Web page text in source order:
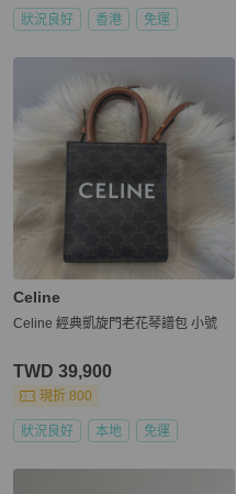
狀況良好 香港 免運
Celine
Celine 經典凱旋門老花琴譜包 小號
TWD 39,900
現折 800
狀況良好 本地 免運